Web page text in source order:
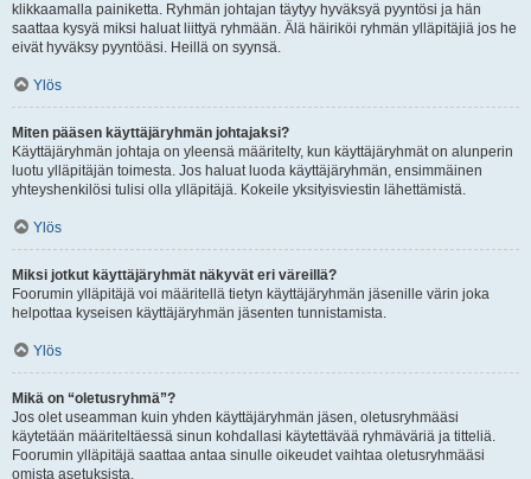
klikkaamalla painiketta. Ryhmän johtajan täytyy hyväksyä pyyntösi ja hän
saattaa kysyä miksi haluat liittyä ryhmään. Älä häiriköi ryhmän ylläpitäjiä jos he
eivät hyväksy pyyntöäsi. Heillä on syynsä.
Ylös
Miten pääsen käyttäjäryhmän johtajaksi?
Käyttäjäryhmän johtaja on yleensä määritelty, kun käyttäjäryhmät on alunperin
luotu ylläpitäjän toimesta. Jos haluat luoda käyttäjäryhmän, ensimmäinen
yhteyshenkilösi tulisi olla ylläpitäjä. Kokeile yksityisviestin lähettämistä.
Ylös
Miksi jotkut käyttäjäryhmät näkyvät eri väreillä?
Foorumin ylläpitäjä voi määritellä tietyn käyttäjäryhmän jäsenille värin joka
helpottaa kyseisen käyttäjäryhmän jäsenten tunnistamista.
Ylös
Mikä on “oletusryhmä”?
Jos olet useamman kuin yhden käyttäjäryhmän jäsen, oletusryhmääsi
käytetään määriteltäessä sinun kohdallasi käytettävää ryhmäväriä ja titteliä.
Foorumin ylläpitäjä saattaa antaa sinulle oikeudet vaihtaa oletusryhmääsi
omista asetuksista.